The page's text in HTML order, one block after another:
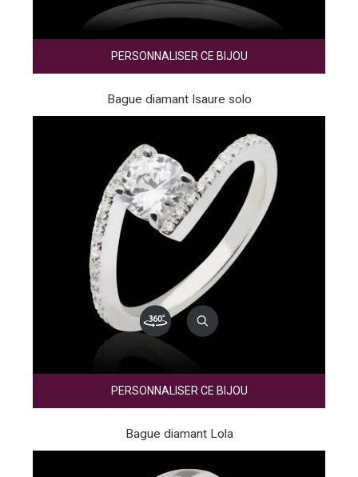
PERSONNALISER CE BIJOU
Bague diamant Isaure solo
PERSONNALISER CE BIJOU
Bague diamant Lola